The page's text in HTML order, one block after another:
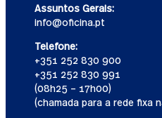
Assuntos Gerais:
info@oficina.pt
Telefone:
+351 252 830 900
+351 252 830 991
(08h25 – 17h00)
(chamada para a rede fixa